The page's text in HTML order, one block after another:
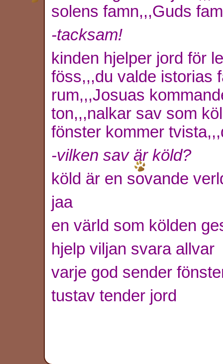
solens famn,,,Guds
-tacksam!
kinden hjelper jord för
föss,,,du valde istorias
rum,,,Josuas
ton,,,nalkar sav som
fönster kommer
-vilken sav är köld?
köld är en sovande
jaa
en värld som kölden
hjelp viljan svara allvar
varje god sender
tustav tender jord